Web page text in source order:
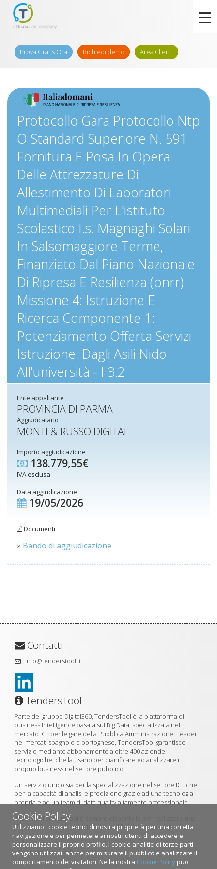
Prova Gratis Ora Richiedi demo Area Clienti
Cookie Policy
Utilizziamo i cookie tecnici di nostra proprietà per una corretta
navigazione e per permetere ai nostri utenti di accedere e
personalizzare il proprio profilo. I cookie analitici di terze parti
vengono utilizzati anche per misurare il pubblico e analizzare il
comportamento dei visitatori. Nella nostra Cookie Policy può
Protocollo Gara Protocollo Ntp
O Standard Superiore N. 591
Fornitura E Posa In Opera
Delle Attrezzature Di
Allestimento Di Laboratori
Multimediali Per L'istituto
Scolastico I.s. Magnaghi Solari
In Salsomaggiore Terme,
Finanziato Dal Piano Nazionale
Di Ripresa E Resilienza (pnrr)
Missione 4: Istruzione E
Ricerca Componente 1:
Potenziamento Offerta Servizi
Istruzione: Dagli Asili Nido
All'università - I 3.2
Ente appaltante
PROVINCIA DI PARMA
Aggiudicatario
MONTI & RUSSO DIGITAL
Importo aggiudicazione
138.779,55€
IVA esclusa
Data aggiudicazione
19/05/2026
Documenti
» Bando di aggiudicazione
Contatti
info@tenderstool.it
TendersTool
Parte del gruppo Digital360, TendersTool è la piattaforma di
business intelligence basata sui Big Data, specializzata nel
mercato ICT per le gare della Pubblica Amministrazione. Leader
nei mercati spagnolo e portoghese, TendersTool garantisce
servizio mediante abbonamento a oltre 400 aziende
tecnologiche, che la usano per pianificare ed analizzare il
proprio business nel settore pubblico.
Un servizio unico sia per la specializzazione nel settore ICT che
per la capacità di analisi e predizione grazie ad una tecnologia
propria e ad un team di data quality altamente professionale.
Il team di TendersTool è sempre disponibile per realizzare una
demo della piattaforma utilizzando il formulario di contatto.
»Chi siamo
»La nostra metodologia